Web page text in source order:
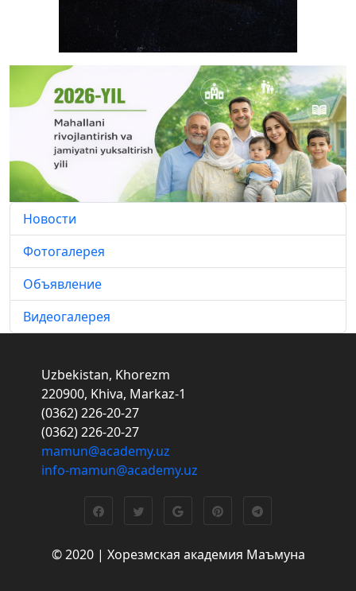
Новости
Фотогалерея
Объявление
Видеогалерея
Uzbekistan, Khorezm
220900, Khiva, Markaz-1
(0362) 226-20-27
(0362) 226-20-27
mamun@academy.uz
info-mamun@academy.uz
© 2020 | Хорезмская академия Маъмуна